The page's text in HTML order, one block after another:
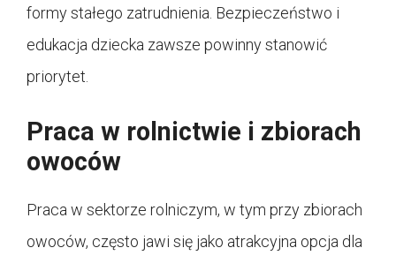
formy stałego zatrudnienia. Bezpieczeństwo i
edukacja dziecka zawsze powinny stanowić
priorytet.
Praca w rolnictwie i zbiorach
owoców
Praca w sektorze rolniczym, w tym przy zbiorach
owoców, często jawi się jako atrakcyjna opcja dla